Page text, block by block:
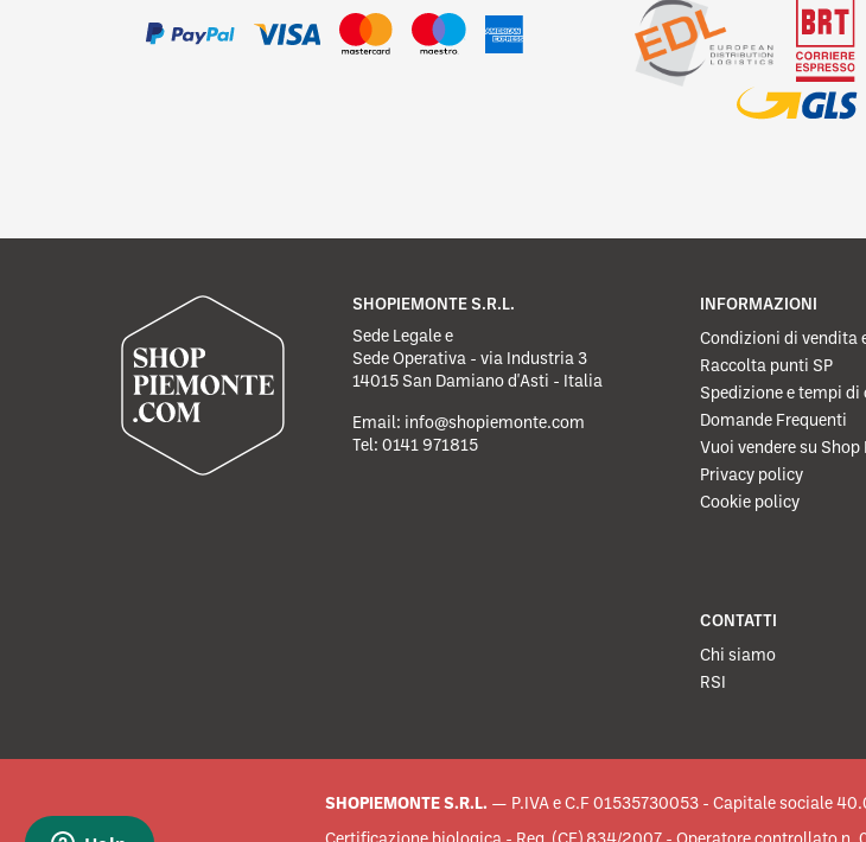
SHOPIEMONTE S.R.L.
Sede Legale e
Sede Operativa - via Industria 3
14015 San Damiano d'Asti - Italia
Email: info@shopiemonte.com
Tel: 0141 971815
INFORMAZIONI
Condizioni di vendita
Raccolta punti SP
Spedizione e tempi di
Domande Frequenti
Vuoi vendere su Shop
Privacy policy
Cookie policy
CONTATTI
Chi siamo
RSI
SHOPIEMONTE S.R.L. — P.IVA e C.F 01535730053 - Capitale sociale